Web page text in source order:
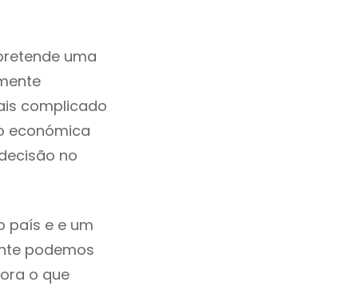
uma
complicado
económica
no
país e e um
podemos
o que